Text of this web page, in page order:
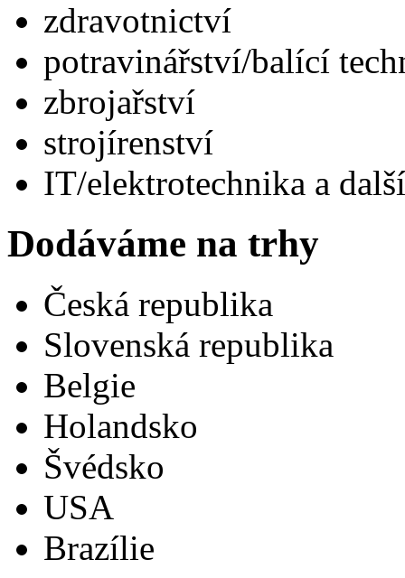
zdravotnictví
potravinářství/balící
zbrojařství
strojírenství
IT/elektrotechnika a
Dodáváme na trhy
Česká republika
Slovenská republika
Belgie
Holandsko
Švédsko
USA
Brazílie